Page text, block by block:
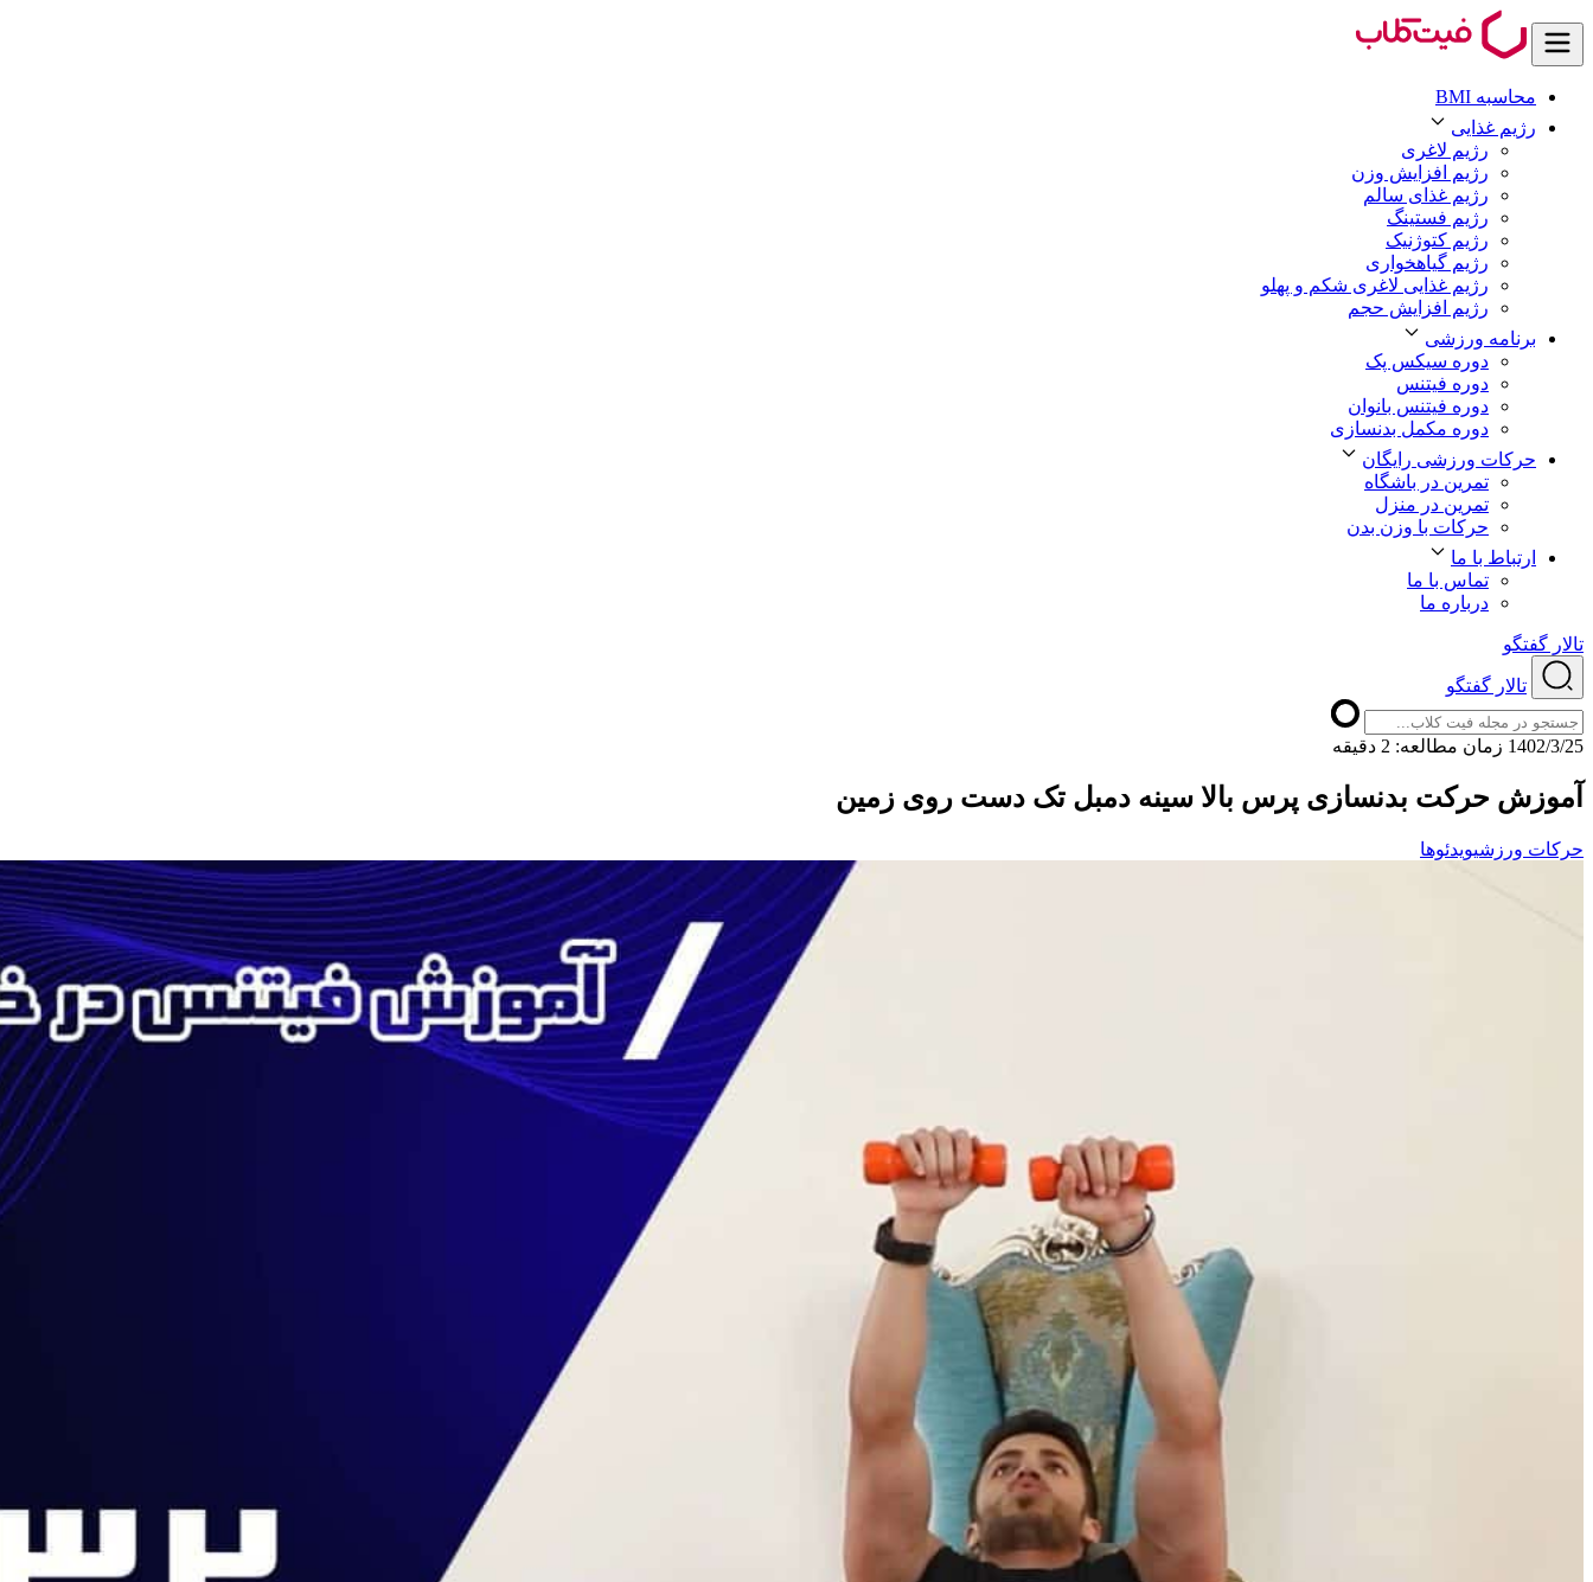
محاسبه BMI
رژیم غذایی
رژیم لاغری
رژیم افزایش وزن
رژیم غذای سالم
رژیم فستینگ
رژیم کتوژنیک
رژیم گیاهخواری
رژیم غذایی لاغری شکم و پهلو
رژیم افزایش حجم
برنامه ورزشی
دوره سیکس پک
دوره فیتنس
دوره فیتنس بانوان
دوره مکمل بدنسازی
حرکات ورزشی رایگان
تمرین در باشگاه
تمرین در منزل
حرکات با وزن بدن
ارتباط با ما
تماس با ما
درباره ما
تالار گفتگو
تالار گفتگو
1402/3/25 ﺯﻣﺎﻥ ﻣﻄﺎﻟﻌﻪ: 2 دقیقه
آموزش حرکت بدنسازی پرس بالا سینه دمبل تک دست روی زمین
حرکات ورزشیویدئوها